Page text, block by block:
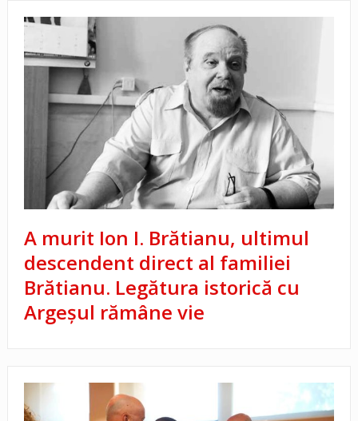
A murit Ion I. Brătianu, ultimul
descendent direct al familiei
Brătianu. Legătura istorică cu
Argeșul rămâne vie